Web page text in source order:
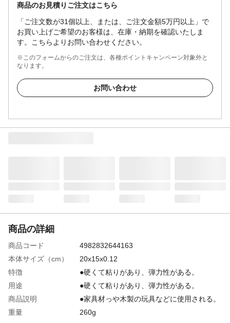
商品のお見積りご注文はこちら
「ご注文数が31個以上、または、ご注文金額5万円以上」で
お買い上げご希望のお客様は、在庫・納期を確認いたしま
す。こちらよりお問い合わせください。
※このフォームからのご注文は、各種ポイントキャンペーン対象外と
なります。
お問い合わせ
商品の詳細
商品コード
4982832644163
本体サイズ（cm）
20x15x0.12
特徴
●硬くて粘りがあり、弾力性がある。
用途
●硬くて粘りがあり、弾力性がある。
商品説明
●家具材っや木製の玩具などに使用される。
重量
260g